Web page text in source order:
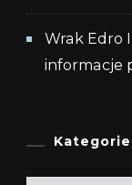
Wrak Edro
informacje
Kategorie